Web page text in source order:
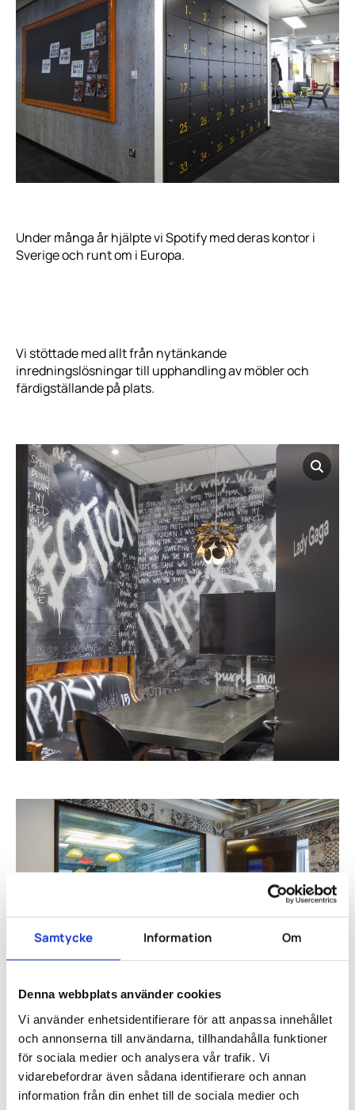
Samtycke Information Om
Denna webbplats använder cookies
Vi använder enhetsidentifierare för att anpassa innehållet
och annonserna till användarna, tillhandahålla funktioner
för sociala medier och analysera vår trafik. Vi
vidarebefordrar även sådana identifierare och annan
information från din enhet till de sociala medier och
Under många år hjälpte vi Spotify med deras kontor i
Sverige och runt om i Europa.
Vi stöttade med allt från nytänkande
inredningslösningar till upphandling av möbler och
färdigställande på plats.